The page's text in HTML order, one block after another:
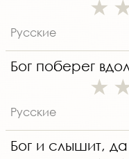
Русские
Бог поберег
Русские
Бог и слышит,